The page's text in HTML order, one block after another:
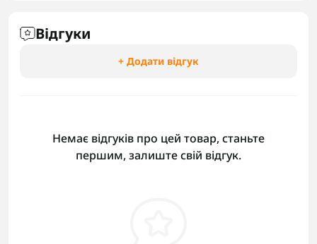
Відгуки
+ Додати відгук
Немає відгуків про цей товар, станьте
першим, залиште свій відгук.